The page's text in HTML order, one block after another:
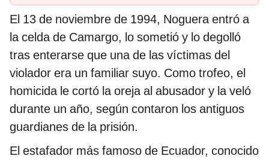
El 13 de noviembre de 1994, Noguera entró a
la celda de Camargo, lo sometió y lo degolló
tras enterarse que una de las víctimas del
violador era un familiar suyo. Como trofeo, el
homicida le cortó la oreja al abusador y la veló
durante un año, según contaron los antiguos
guardianes de la prisión.
El estafador más famoso de Ecuador, conocido